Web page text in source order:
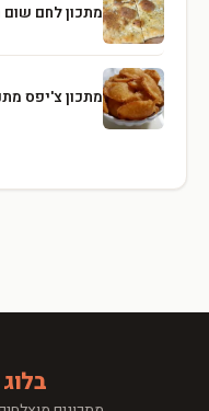
מתכון לחם שום
מתכון צ'יפס